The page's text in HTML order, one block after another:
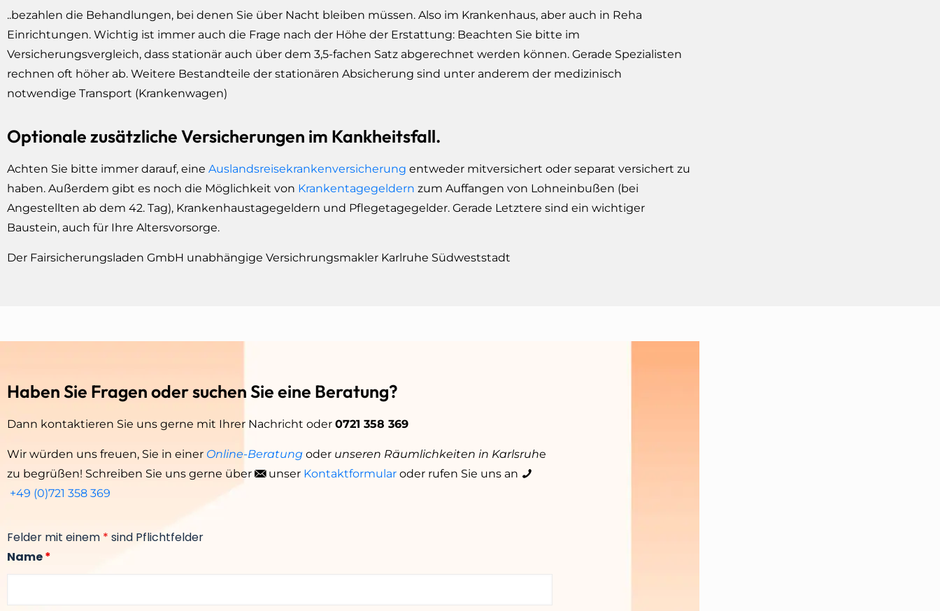
..bezahlen die Behandlungen, bei denen Sie über Nacht bleiben müssen. Also im Krankenhaus, aber auch in Reha
Einrichtungen. Wichtig ist immer auch die Frage nach der Höhe der Erstattung: Beachten Sie bitte im
Versicherungsvergleich, dass stationär auch über dem 3,5-fachen Satz abgerechnet werden können. Gerade Spezialisten
rechnen oft höher ab. Weitere Bestandteile der stationären Absicherung sind unter anderem der medizinisch
notwendige Transport (Krankenwagen)
Optionale zusätzliche Versicherungen im Kankheitsfall.
Achten Sie bitte immer darauf, eine Auslandsreisekrankenversicherung entweder mitversichert oder separat versichert zu
haben. Außerdem gibt es noch die Möglichkeit von Krankentagegeldern zum Auffangen von Lohneinbußen (bei
Angestellten ab dem 42. Tag), Krankenhaustagegeldern und Pflegetagegelder. Gerade Letztere sind ein wichtiger
Baustein, auch für Ihre Altersvorsorge.
Der Fairsicherungsladen GmbH unabhängige Versichrungsmakler Karlruhe Südweststadt
Haben Sie Fragen oder suchen Sie eine Beratung?
Dann kontaktieren Sie uns gerne mit Ihrer Nachricht oder 0721 358 369
Wir würden uns freuen, Sie in einer Online-Beratung oder unseren Räumlichkeiten in Karlsruhe
zu begrüßen! Schreiben Sie uns gerne über
unser Kontaktformular oder rufen Sie uns an
+49 (0)721 358 369
Felder mit einem * sind Pflichtfelder
Name*